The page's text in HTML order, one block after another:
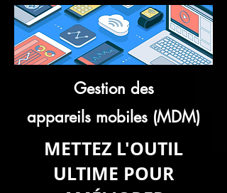
Gestion des
appareils mobiles (MDM)
METTEZ L'OUTIL
ULTIME POUR